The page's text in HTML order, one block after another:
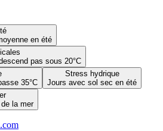
en été
pas sous 20°C
35°C
Stress hydrique
Jours avec sol sec en été
la mer